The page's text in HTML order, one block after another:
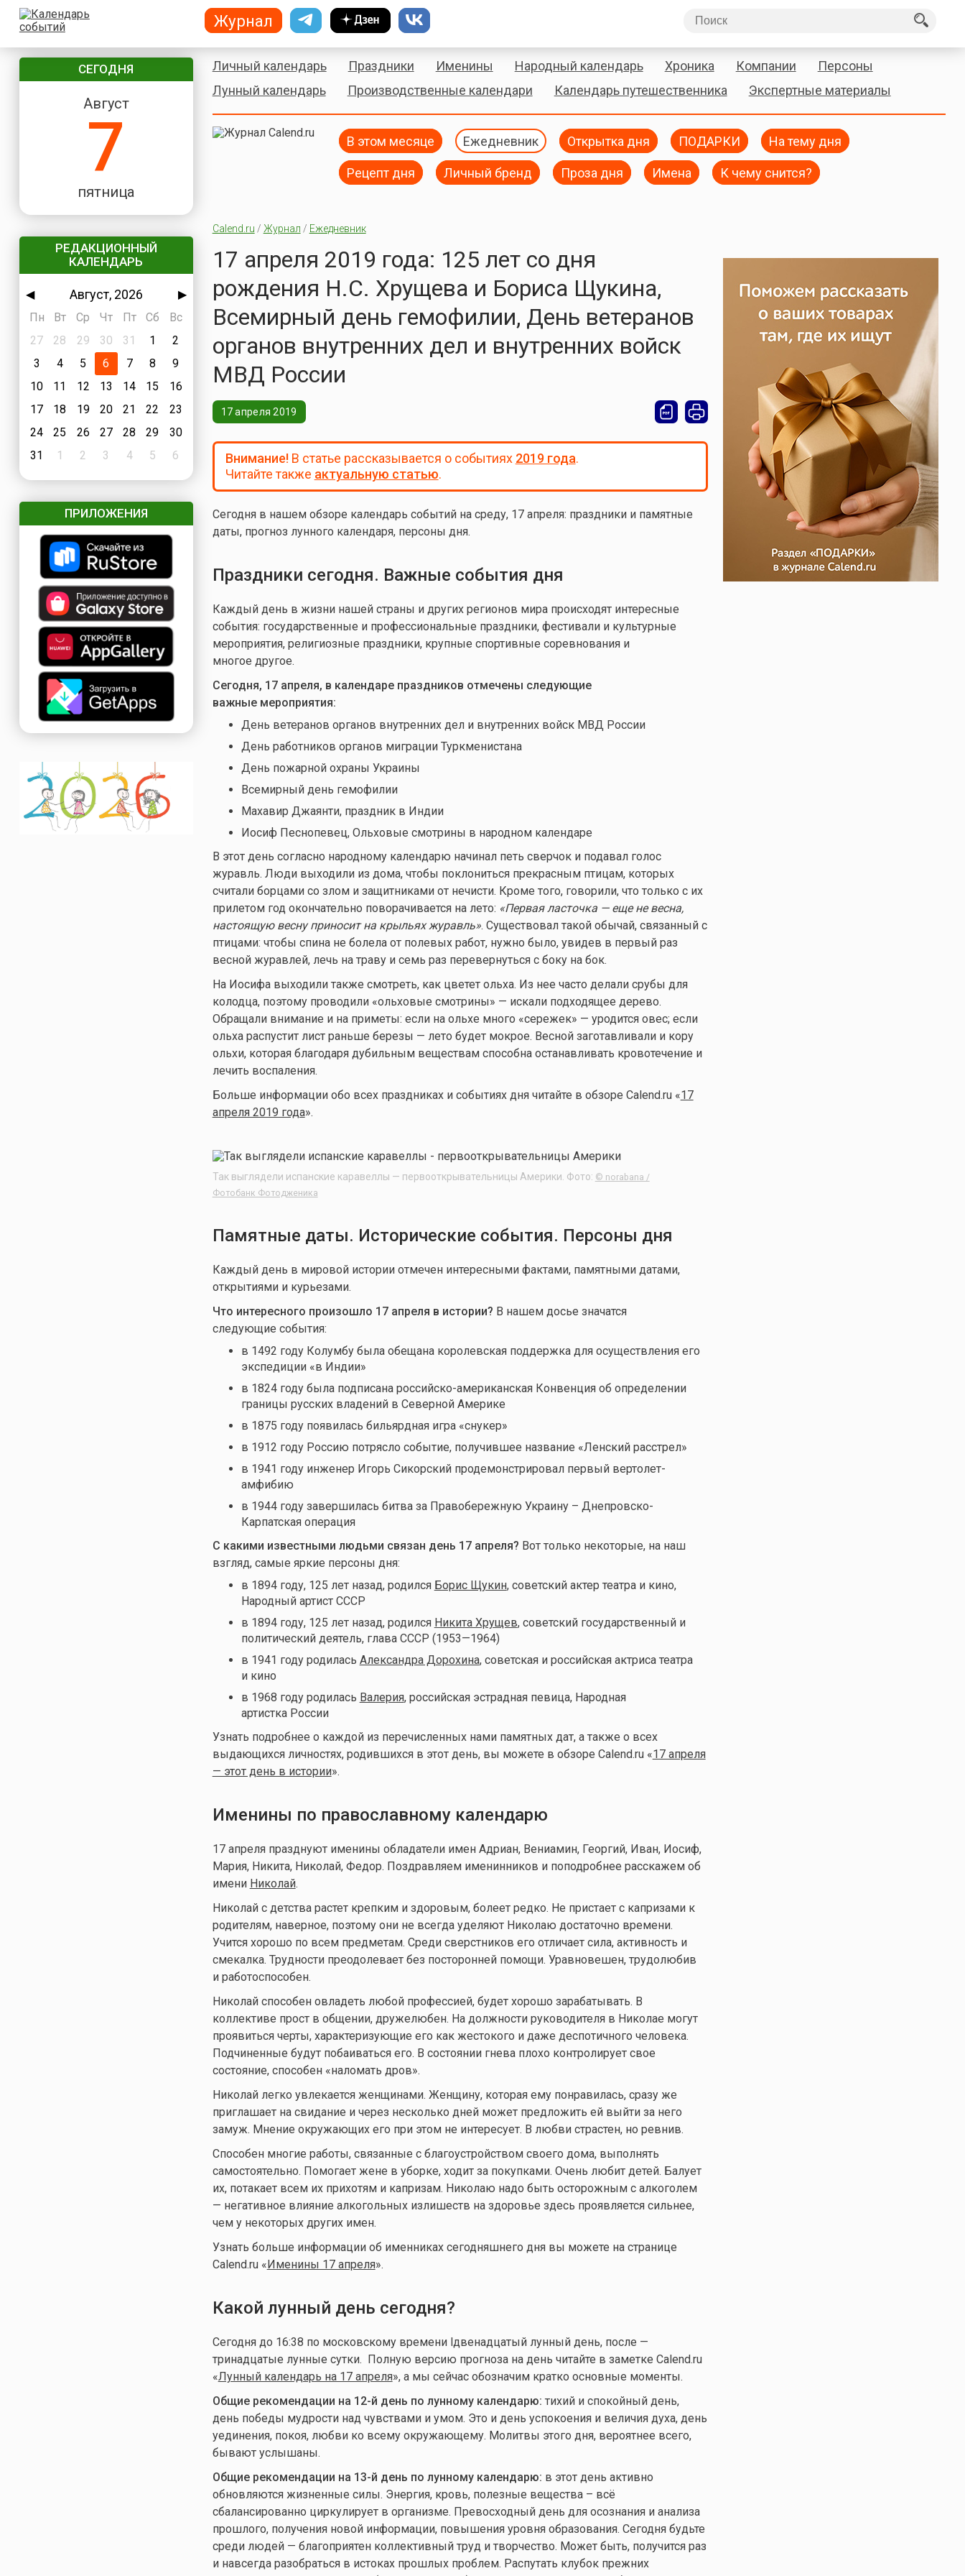
СЕГОДНЯ
Август
7
пятница
РЕДАКЦИОННЫЙ
КАЛЕНДАРЬ
◀ Август, 2026
▶
Пн
Вт Ср Чт Пт Сб
Вс
27
28 29 30 31 1
2
3
4 5 6 7 8
9
10
11 12 13 14 15
16
17
18 19 20 21 22
23
24
25 26 27 28 29
30
31
1 2 3 4 5 6
ПРИЛОЖЕНИЯ
Личный календарь Праздники Именины Народный календарь Хроника Компании
Персоны
Лунный календарь
Производственные календари Календарь путешественника Экспертные материалы
В этом месяце Ежедневник Открытка дня ПОДАРКИ На тему дня
Рецепт дня Личный бренд Проза дня Имена К чему снится?
Calend.ru / Журнал / Ежедневник
17 апреля 2019 года: 125 лет со дня
рождения Н.С. Хрущева и Бориса Щукина,
Всемирный день гемофилии, День ветеранов
органов внутренних дел и внутренних войск
МВД России
17 апреля 2019
Внимание!В статье рассказывается о событиях 2019 года.
Читайте также актуальную статью.
Сегодня в нашем обзоре календарь событий на среду, 17апреля: праздники и памятные
даты, прогноз лунного календаря, персоны дня.
Праздники сегодня. Важные события дня
Каждый день в жизни нашей страны и других регионов мира происходят интересные
события: государственные и профессиональные праздники, фестивали и культурные
мероприятия, религиозные праздники, крупные спортивные соревнования и
многое другое.
Сегодня, 17 апреля, в календаре праздников отмечены следующие
важные мероприятия:
День ветеранов органов внутренних дел и внутренних войск МВД России
День работников органов миграции Туркменистана
День пожарной охраны Украины
Всемирный день гемофилии
Махавир Джаянти, праздник в Индии
Иосиф Песнопевец, Ольховые смотрины в народном календаре
В этот день согласно народному календарю начинал петь сверчок и подавал голос
журавль. Люди выходили из дома, чтобы поклониться прекрасным птицам, которых
считали борцами со злом и защитниками от нечисти. Кроме того, говорили, что только с их
прилетом год окончательно поворачивается на лето: «Первая ласточка — еще не весна,
настоящую весну приносит на крыльях журавль». Существовал такой обычай, связанный с
птицами: чтобы спина не болела от полевых работ, нужно было, увидев в первый раз
весной журавлей, лечь на траву и семь раз перевернуться с боку на бок.
На Иосифа выходили также смотреть, как цветет ольха. Из нее часто делали срубы для
колодца, поэтому проводили «ольховые смотрины» — искали подходящее дерево.
Обращали внимание и на приметы: если на ольхе много «сережек» — уродится овес; если
ольха распустит лист раньше березы — лето будет мокрое. Весной заготавливали и кору
ольхи, которая благодаря дубильным веществам способна останавливать кровотечение и
лечить воспаления.
Больше информации обо всех праздниках и событиях дня читайте в обзоре Calend.ru «17
апреля 2019 года».
Так выглядели испанские каравеллы — первооткрывательницы Америки. Фото: © norabana /
Фотобанк Фотодженика
Памятные даты. Исторические события. Персоны дня
Каждый день в мировой истории отмечен интересными фактами, памятными датами,
открытиями и курьезами.
Что интересного произошло 17 апреля в истории? В нашем досье значатся
следующие события:
в 1492 году Колумбу была обещана королевская поддержка для осуществления его
экспедиции «в Индии»
в 1824 году была подписана российско-американская Конвенция об определении
границы русских владений в Северной Америке
в 1875 году появилась бильярдная игра «снукер»
в 1912 году Россию потрясло событие, получившее название «Ленский расстрел»
в 1941 году инженер Игорь Сикорский продемонстрировал первый вертолет-
амфибию
в 1944 году завершилась битва за Правобережную Украину – Днепровско-
Карпатская операция
С какими известными людьми связан день 17апреля? Вот только некоторые, на наш
взгляд, самые яркие персоны дня:
в 1894 году, 125 лет назад, родился Борис Щукин, советский актер театра и кино,
Народный артист СССР
в 1894 году, 125 лет назад, родился Никита Хрущев, советский государственный и
политический деятель, глава СССР (1953—1964)
в 1941 году родилась Александра Дорохина, советская и российская актриса театра
и кино
в 1968 году родилась Валерия, российская эстрадная певица, Народная
артистка России
Узнать подробнее о каждой из перечисленных нами памятных дат, а также о всех
выдающихся личностях, родившихся в этот день, вы можете в обзоре Calend.ru «17 апреля
— этот день в истории».
Именины по православному календарю
17 апреля празднуют именины обладатели имен Адриан, Вениамин, Георгий, Иван, Иосиф,
Мария, Никита, Николай, Федор. Поздравляем именинников и поподробнее расскажем об
имени Николай.
Николай с детства растет крепким и здоровым, болеет редко. Не пристает с капризами к
родителям, наверное, поэтому они не всегда уделяют Николаю достаточно времени.
Учится хорошо по всем предметам. Среди сверстников его отличает сила, активность и
смекалка. Трудности преодолевает без посторонней помощи. Уравновешен, трудолюбив
и работоспособен.
Николай способен овладеть любой профессией, будет хорошо зарабатывать. В
коллективе прост в общении, дружелюбен. На должности руководителя в Николае могут
проявиться черты, характеризующие его как жестокого и даже деспотичного человека.
Подчиненные будут побаиваться его. В состоянии гнева плохо контролирует свое
состояние, способен «наломать дров».
Николай легко увлекается женщинами. Женщину, которая ему понравилась, сразу же
приглашает на свидание и через несколько дней может предложить ей выйти за него
замуж. Мнение окружающих его при этом не интересует. В любви страстен, но ревнив.
Способен многие работы, связанные с благоустройством своего дома, выполнять
самостоятельно. Помогает жене в уборке, ходит за покупками. Очень любит детей. Балует
их, потакает всем их прихотям и капризам. Николаю надо быть осторожным с алкоголем
— негативное влияние алкогольных излишеств на здоровье здесь проявляется сильнее,
чем у некоторых других имен.
Узнать больше информации об именниках сегодняшнего дня вы можете на странице
Calend.ru «Именины 17 апреля».
Какой лунный день сегодня?
Сегодня до 16:38 по московскому времени lдвенадцатый лунный день, после —
тринадцатые лунные сутки. Полную версию прогноза на день читайте в заметке Calend.ru
«Лунный календарь на 17 апреля», а мы сейчас обозначим кратко основные моменты.
Общие рекомендации на 12-й день по лунному календарю: тихий и спокойный день,
день победы мудрости над чувствами и умом. Это и день успокоения и величия духа, день
уединения, покоя, любви ко всему окружающему. Молитвы этого дня, вероятнее всего,
бывают услышаны.
Общие рекомендации на 13-й день по лунному календарю: в этот день активно
обновляются жизненные силы. Энергия, кровь, полезные вещества – всё
сбалансированно циркулирует в организме. Превосходный день для осознания и анализа
прошлого, получения новой информации, повышения уровня образования. Сегодня будьте
среди людей — благоприятен коллективный труд и творчество. Может быть, получится раз
и навсегда разобраться в истоках прошлых проблем. Распутать клубок прежних
Журнал